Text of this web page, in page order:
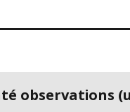
observations